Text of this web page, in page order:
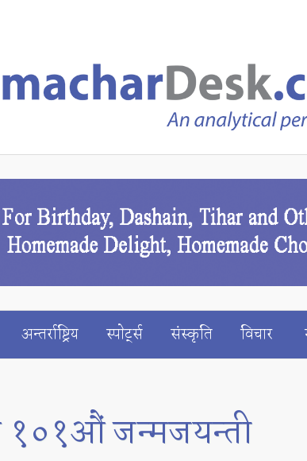
अन्तर्राष्ट्रिय स्पाेर्ट्स संस्कृति विचार
१०१औं जन्मजयन्ती